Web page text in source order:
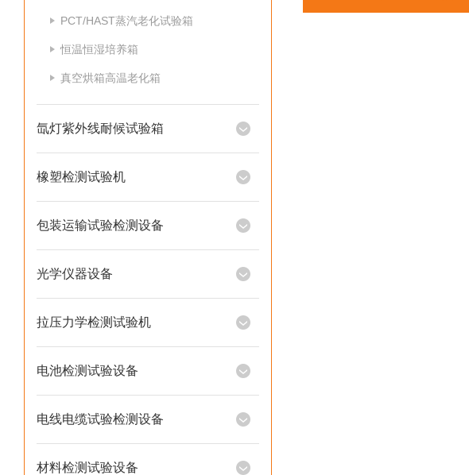
PCT/HAST蒸汽老化试验箱
恒温恒湿培养箱
真空烘箱高温老化箱
氙灯紫外线耐候试验箱
橡塑检测试验机
包装运输试验检测设备
光学仪器设备
拉压力学检测试验机
电池检测试验设备
电线电缆试验检测设备
材料检测试验设备